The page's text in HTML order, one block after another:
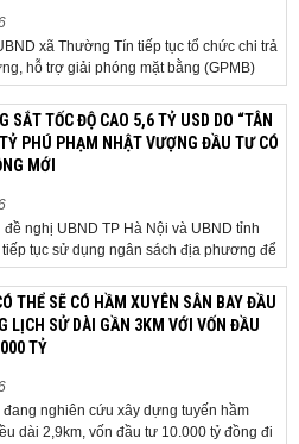
xã Thường Tín tiếp tục tổ chức chi trả
hỗ trợ giải phóng mặt bằng (GPMB)
đình, cá nhân thuộc diện thu hồi đất để
Khu đô thị thể thao Quốc tế Hà Nội trên
Nhuệ Giang. Trong...
SẮT TỐC ĐỘ CAO 5,6 TỶ USD DO “TÂN
PHÚ PHẠM NHẬT VƯỢNG ĐẦU TƯ CÓ
MỚI
đề nghị UBND TP Hà Nội và UBND tỉnh
tục sử dụng ngân sách địa phương để
tác giải phóng mặt bằng đối với phần
bàn hai địa phương, bảo đảm tiến độ
Tài chính vừa có công văn...
THỂ SẼ CÓ HẦM XUYÊN SÂN BAY ĐẦU
LỊCH SỬ DÀI GẦN 3KM VỚI VỐN ĐẦU
TỶ
nghiên cứu xây dựng tuyến hầm
dài 2,9km, vốn đầu tư 10.000 tỷ đồng đi